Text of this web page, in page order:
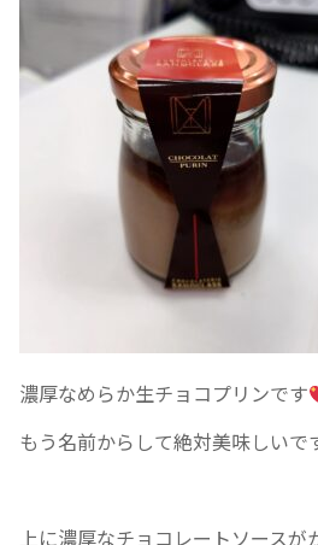
濃厚なめらか生チョコプリンです
もう名前からして絶対美味しいで
上に濃厚なチョコレートソースが